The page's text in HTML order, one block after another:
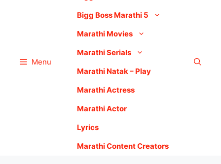
Menu
Bigg Boss Marathi 5
Marathi Movies
Marathi Serials
Marathi Natak – Play
Marathi Actress
Marathi Actor
Lyrics
Marathi Content Creators